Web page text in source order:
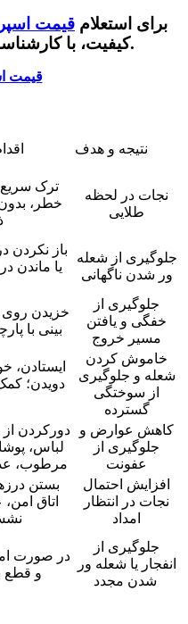
برای استعلام قیمت
کیفیت، با.
نتیجه و هدف
ترک
خطر،
نجات در لحظه
طلایی
باز نکردن
یا ماندن
جلوگیری از شعله
ور شدن ناگهانی
خزیدن روی
بینی با
جلوگیری از
خفگی و یافتن
مسیر خروج
ایستادن،
دویدن؛ کمک
خاموش کردن
شعله و جلوگیری
از سوختگی
گسترده
دورکردن
لباس،
مرطوب،
کاهش عوارض و
جلوگیری از
عفونت
بستن
اتاق
افزایش احتمال
نجات در انتظار
امداد
در صورت
و قطع
جلوگیری از
انفجار یا شعله ور